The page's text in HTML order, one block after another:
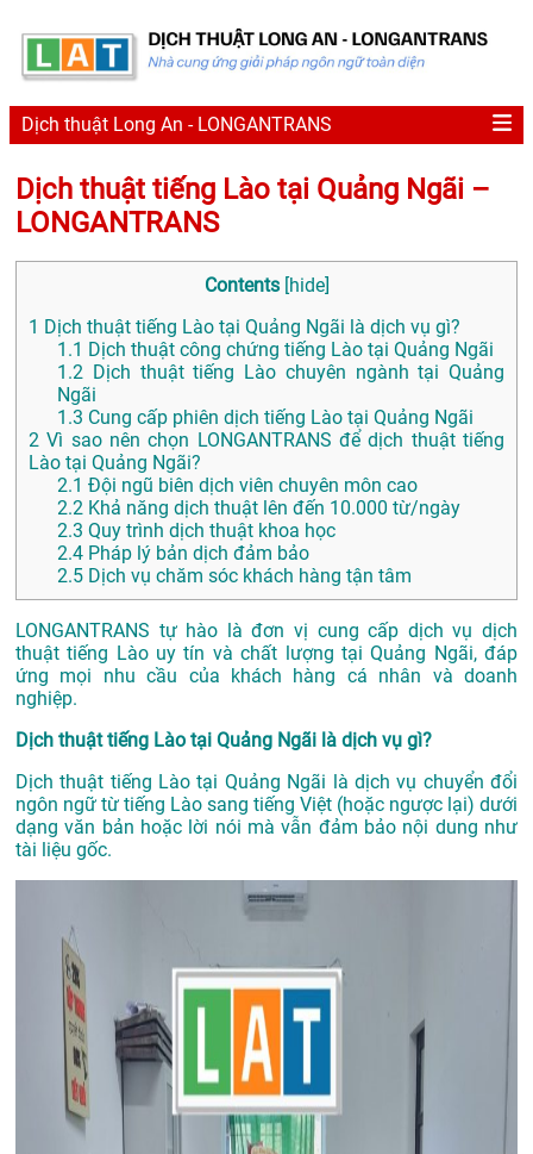
Dịch thuật Long An - LONGANTRANS
Dịch thuật tiếng Lào tại Quảng Ngãi –
LONGANTRANS
Contents [hide]
1 Dịch thuật tiếng Lào tại Quảng Ngãi là dịch vụ gì?
1.1 Dịch thuật công chứng tiếng Lào tại Quảng Ngãi
1.2 Dịch thuật tiếng Lào chuyên ngành tại Quảng
Ngãi
1.3 Cung cấp phiên dịch tiếng Lào tại Quảng Ngãi
2 Vì sao nên chọn LONGANTRANS để dịch thuật tiếng
Lào tại Quảng Ngãi?
2.1 Đội ngũ biên dịch viên chuyên môn cao
2.2 Khả năng dịch thuật lên đến 10.000 từ/ngày
2.3 Quy trình dịch thuật khoa học
2.4 Pháp lý bản dịch đảm bảo
2.5 Dịch vụ chăm sóc khách hàng tận tâm
LONGANTRANS tự hào là đơn vị cung cấp dịch vụ dịch
thuật tiếng Lào uy tín và chất lượng tại Quảng Ngãi, đáp
ứng mọi nhu cầu của khách hàng cá nhân và doanh
nghiệp.
Dịch thuật tiếng Lào tại Quảng Ngãi là dịch vụ gì?
Dịch thuật tiếng Lào tại Quảng Ngãi là dịch vụ chuyển đổi
ngôn ngữ từ tiếng Lào sang tiếng Việt (hoặc ngược lại) dưới
dạng văn bản hoặc lời nói mà vẫn đảm bảo nội dung như
tài liệu gốc.